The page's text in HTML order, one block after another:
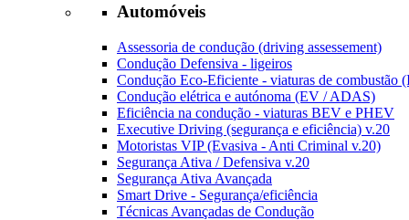
Automóveis
Assessoria de condução (driving assessement)
Condução Defensiva - ligeiros
Condução Eco-Eficiente - viaturas de combustão
Condução elétrica e autónoma (EV / ADAS)
Eficiência na condução - viaturas BEV e PHEV
Executive Driving (segurança e eficiência) v.20
Motoristas VIP (Evasiva - Anti Criminal v.20)
Segurança Ativa / Defensiva v.20
Segurança Ativa Avançada
Smart Drive - Segurança/eficiência
Técnicas Avançadas de Condução